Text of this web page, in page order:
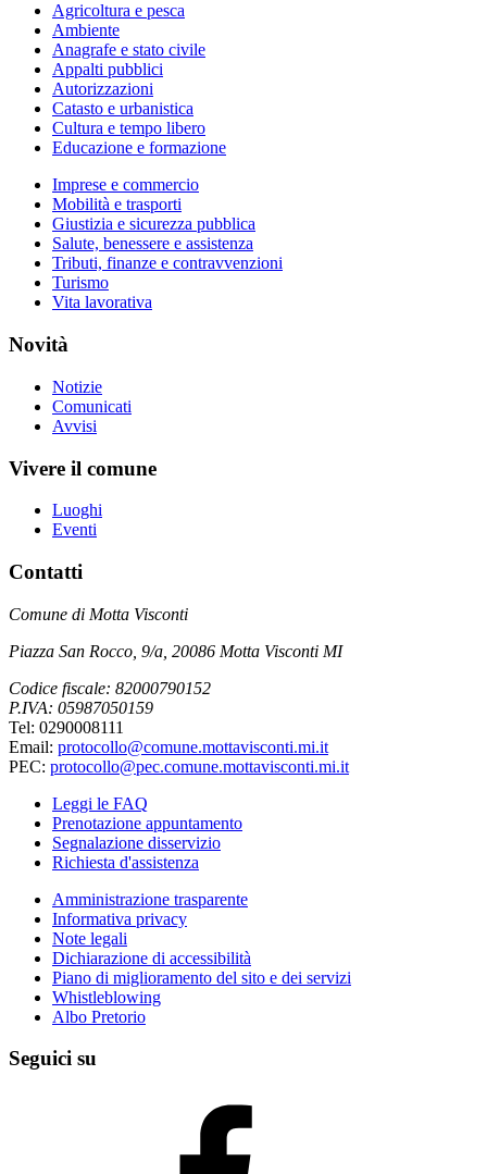
Agricoltura e pesca
Ambiente
Anagrafe e stato civile
Appalti pubblici
Autorizzazioni
Catasto e urbanistica
Cultura e tempo libero
Educazione e formazione
Imprese e commercio
Mobilità e trasporti
Giustizia e sicurezza pubblica
Salute, benessere e assistenza
Tributi, finanze e contravvenzioni
Turismo
Vita lavorativa
Novità
Notizie
Comunicati
Avvisi
Vivere il comune
Luoghi
Eventi
Contatti
Comune di Motta Visconti
Piazza San Rocco, 9/a, 20086 Motta Visconti MI
Codice fiscale: 82000790152
P.IVA: 05987050159
Tel: 0290008111
Email: protocollo@comune.mottavisconti.mi.it
PEC: protocollo@pec.comune.mottavisconti.mi.it
Leggi le FAQ
Prenotazione appuntamento
Segnalazione disservizio
Richiesta d'assistenza
Amministrazione trasparente
Informativa privacy
Note legali
Dichiarazione di accessibilità
Piano di miglioramento del sito e dei servizi
Whistleblowing
Albo Pretorio
Seguici su